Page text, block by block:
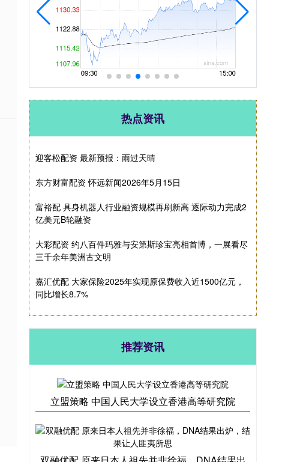
热点资讯
迎客松配资 最新预报：雨过天晴
东方财富配资 怀远新闻2026年5月15日
富裕配 具身机器人行业融资规模再刷新高 逐际动力完成2
亿美元B轮融资
大彩配资 约八百件玛雅与安第斯珍宝亮相首博，一展看尽
三千余年美洲古文明
嘉汇优配 大家保险2025年实现原保费收入近1500亿元，
同比增长8.7%
推荐资讯
立盟策略 中国人民大学设立香港高等研究院